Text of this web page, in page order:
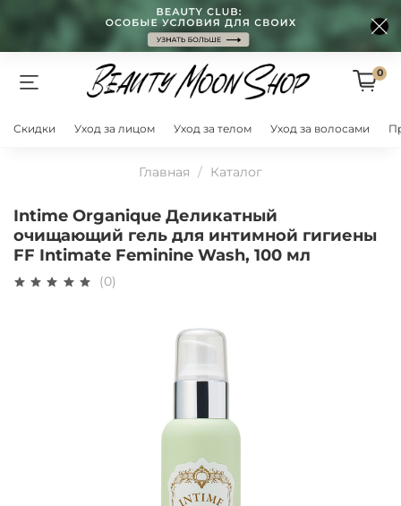
0
Скидки Уход за лицом Уход за телом Уход за волосами
Главная Каталог
Intime Organique Деликатный
очищающий гель для интимной гигиены
FF Intimate Feminine Wash, 100 мл
(0)